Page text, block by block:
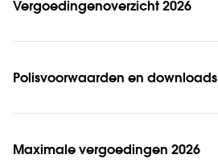
Vergoedingenoverzicht 2026
Polisvoorwaarden en downloads
Maximale vergoedingen 2026